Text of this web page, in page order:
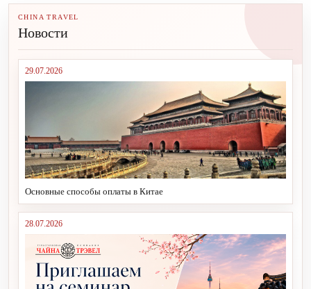
CHINA TRAVEL
Новости
29.07.2026
Основные способы оплаты в Китае
28.07.2026